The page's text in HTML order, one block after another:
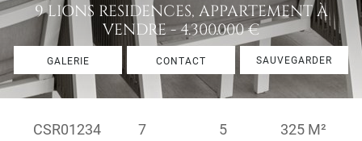
9 LIONS RESIDENCES, APPARTEMENT À
VENDRE - 4.300.000 €
GALERIE CONTACT SAUVEGARDER
CSR01234 7 5 325 M²